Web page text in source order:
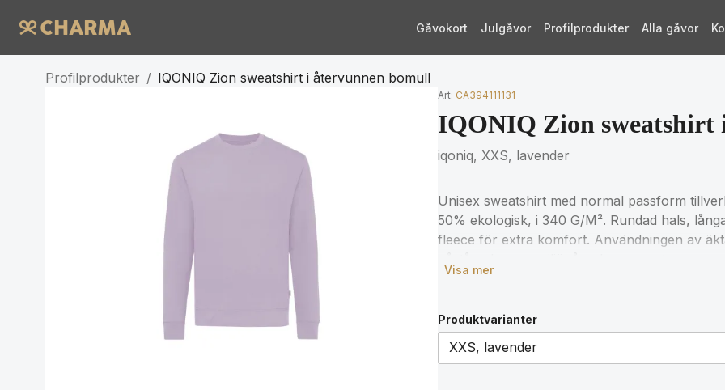
Gåvokort Julgåvor Profilprodukter Alla gåvor
Profilprodukter / IQONIQ Zion sweatshirt i återvunnen bomull
Art: CA394111131
IQONIQ Zion sweatshirt
iqoniq, XXS, lavender
Unisex sweatshirt med normal passform
50% ekologisk, i 340 G/M². Rundad hals,
fleece för extra komfort. Användningen av
fysiska spårare och blockkedjeteknik.
Water.org. Produkten är OEKO-TEX®
grund av återvunnet garns natur kan
Visa mer
Produktvarianter